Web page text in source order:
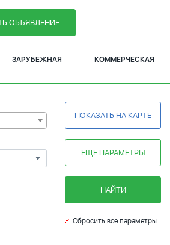
ОБЪЯВЛЕНИЕ
ЗАРУБЕЖНАЯ КОММЕРЧЕСКАЯ
ПОКАЗАТЬ НА КАРТЕ
ЕЩЕ ПАРАМЕТРЫ
НАЙТИ
Сбросить все параметры